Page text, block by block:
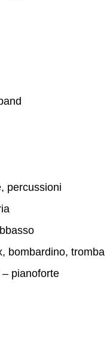
percussioni
bombardino, tromba
pianoforte